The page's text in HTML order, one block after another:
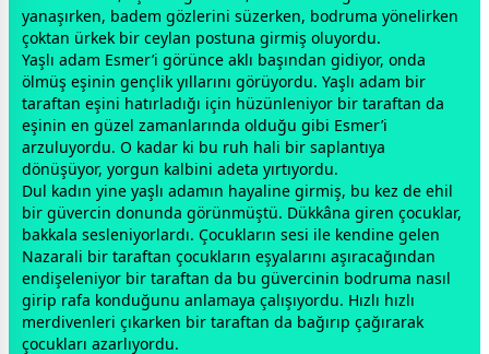
yanaşırken, badem gözlerini süzerken, bodruma yönelirken
çoktan ürkek bir ceylan postuna girmiş oluyordu.
Yaşlı adam Esmer’i görünce aklı başından gidiyor, onda
ölmüş eşinin gençlik yıllarını görüyordu. Yaşlı adam bir
taraftan eşini hatırladığı için hüzünleniyor bir taraftan da
eşinin en güzel zamanlarında olduğu gibi Esmer’i
arzuluyordu. O kadar ki bu ruh hali bir saplantıya
dönüşüyor, yorgun kalbini adeta yırtıyordu.
Dul kadın yine yaşlı adamın hayaline girmiş, bu kez de ehil
bir güvercin donunda görünmüştü. Dükkâna giren çocuklar,
bakkala sesleniyorlardı. Çocukların sesi ile kendine gelen
Nazarali bir taraftan çocukların eşyalarını aşıracağından
endişeleniyor bir taraftan da bu güvercinin bodruma nasıl
girip rafa konduğunu anlamaya çalışıyordu. Hızlı hızlı
merdivenleri çıkarken bir taraftan da bağırıp çağırarak
çocukları azarlıyordu.